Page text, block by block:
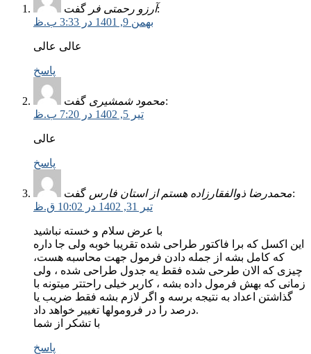
آرزو رحمتی فرگفت:
بهمن 9, 1401 در 3:33 ب.ظ
عالی عالی
پاسخ
محمود شمشیریگفت:
تیر 5, 1402 در 7:20 ب.ظ
عالی
پاسخ
محمدرضا ذوالفقارزاده هستم از استان فارسگفت:
تیر 31, 1402 در 10:02 ق.ظ
با عرض سلام و خسته نباشید
این اکسل که برا فاکتور طراحی شده تقریبا خوبه ولی جا داره
که کامل بشه از جمله دادن فرمول جهت محاسبه هست،
چیزی که الان طرحی شده فقط یه جدول طراحی شده ، ولی
زمانی که بهش فرمول داده بشه ، کاربر خیلی راحتتر میتونه با
گذاشتن اعداد به نتیجه برسه و اگر لازم بشه فقط ضریب یا
درصد را در فرومولها تغییر خواهد داد.
با تشکر از شما
پاسخ